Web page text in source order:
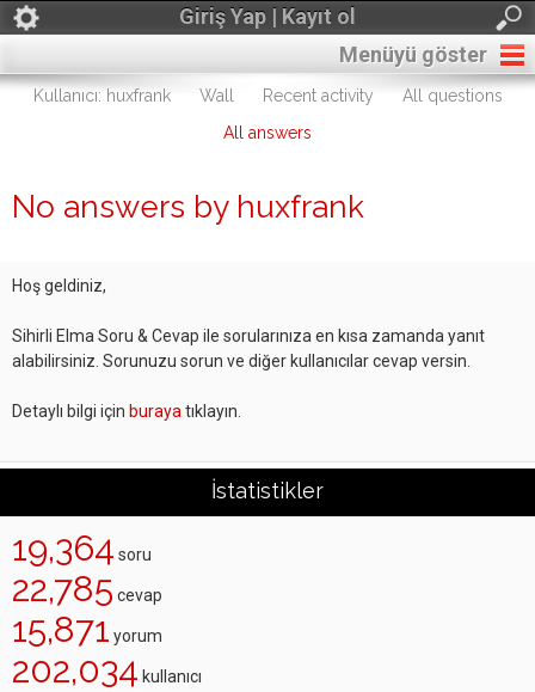
Giriş Yap | Kayıt ol
Menüyü göster
Kullanıcı: huxfrank Wall Recent activity
All questions
All answers
No answers by huxfrank
Hoş geldiniz,
Sihirli Elma Soru & Cevap ile sorularınıza en kısa zamanda yanıt
alabilirsiniz. Sorunuzu sorun ve diğer kullanıcılar cevap versin.
Detaylı bilgi için buraya tıklayın.
İstatistikler
19,364 soru
22,785 cevap
15,871 yorum
202,034 kullanıcı